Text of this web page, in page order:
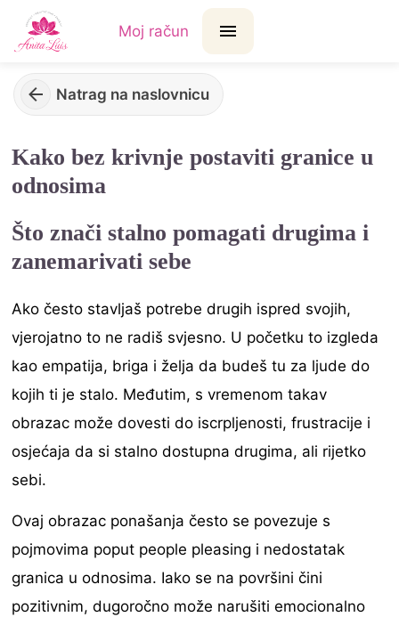
Moj račun
Natrag na naslovnicu
Kako bez krivnje postaviti granice u
odnosima
Što znači stalno pomagati drugima i
zanemarivati sebe
Ako često stavljaš potrebe drugih ispred svojih,
vjerojatno to ne radiš svjesno. U početku to izgleda
kao empatija, briga i želja da budeš tu za ljude do
kojih ti je stalo. Međutim, s vremenom takav
obrazac može dovesti do iscrpljenosti, frustracije i
osjećaja da si stalno dostupna drugima, ali rijetko
sebi.
Ovaj obrazac ponašanja često se povezuje s
pojmovima poput people pleasing i nedostatak
granica u odnosima. Iako se na površini čini
pozitivnim, dugoročno može narušiti emocionalno